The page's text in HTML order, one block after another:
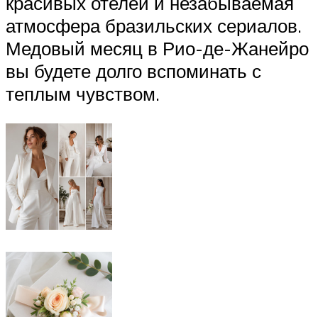
атмосфера бразильских сериалов.
Медовый месяц в Рио-де-Жанейро
вы будете долго вспоминать с
теплым чувством.